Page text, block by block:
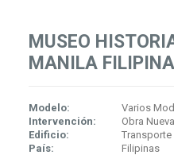
MUSEO
MANILA
Modelo:
Varios
Intervención:
Obra Nueva
Edificio:
País:
Filipinas